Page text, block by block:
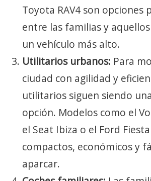
Toyota RAV4 son opciones
entre las familias y
un vehículo más alto.
Utilitarios urbanos: Para
ciudad con agilidad y
utilitarios siguen siendo
opción. Modelos como el
el Seat Ibiza o el Ford
compactos, económicos y
aparcar.